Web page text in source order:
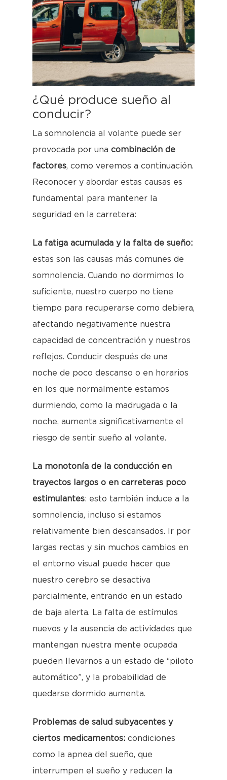
¿Qué produce sueño al
conducir?
La somnolencia al volante puede ser
provocada por una combinación de
factores, como veremos a continuación.
Reconocer y abordar estas causas es
fundamental para mantener la
seguridad en la carretera:
La fatiga acumulada y la falta de sueño:
estas son las causas más comunes de
somnolencia. Cuando no dormimos lo
suficiente, nuestro cuerpo no tiene
tiempo para recuperarse como debiera,
afectando negativamente nuestra
capacidad de concentración y nuestros
reflejos. Conducir después de una
noche de poco descanso o en horarios
en los que normalmente estamos
durmiendo, como la madrugada o la
noche, aumenta significativamente el
riesgo de sentir sueño al volante.
La monotonía de la conducción en
trayectos largos o en carreteras poco
estimulantes: esto también induce a la
somnolencia, incluso si estamos
relativamente bien descansados. Ir por
largas rectas y sin muchos cambios en
el entorno visual puede hacer que
nuestro cerebro se desactiva
parcialmente, entrando en un estado
de baja alerta. La falta de estímulos
nuevos y la ausencia de actividades que
mantengan nuestra mente ocupada
pueden llevarnos a un estado de “piloto
automático”, y la probabilidad de
quedarse dormido aumenta.
Problemas de salud subyacentes y
ciertos medicamentos: condiciones
como la apnea del sueño, que
interrumpen el sueño y reducen la